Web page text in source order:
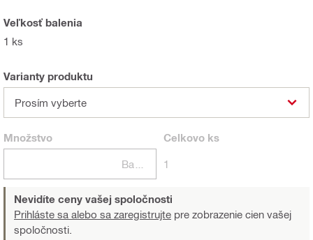
Veľkosť balenia
1 ks
Varianty produktu
Prosím vyberte
Množstvo Celkovo ks
1
Nevidíte ceny vašej spoločnosti
Prihláste sa alebo sa zaregistrujte pre zobrazenie cien vašej
spoločnosti.